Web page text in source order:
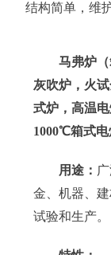
结构简单，维
马弗炉
灰吹炉，火
式炉，高温
1000℃箱式电
用途：
金、机器、
试验和生产。